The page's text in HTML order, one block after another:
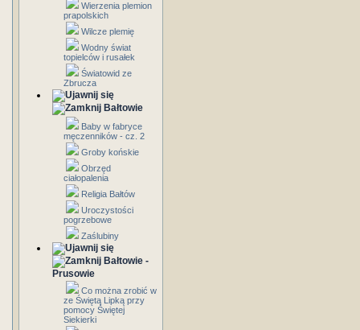
Wierzenia plemion
prapolskich
Wilcze plemię
Wodny świat
topielców i rusałek
Światowid ze
Zbrucza
Bałtowie
Baby w fabryce
męczenników - cz. 2
Groby końskie
Obrzęd
ciałopalenia
Religia Bałtów
Uroczystości
pogrzebowe
Zaślubiny
Bałtowie -
Prusowie
Co można zrobić w
ze Świętą Lipką przy
pomocy Świętej
Siekierki